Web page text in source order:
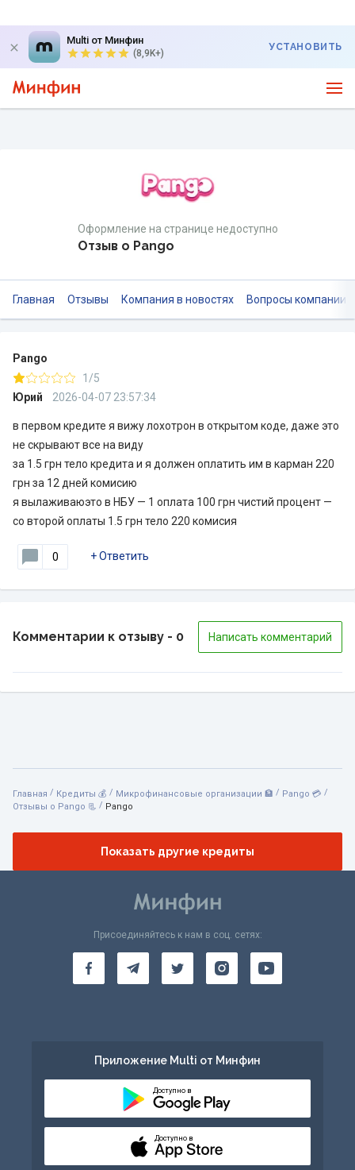
Multi от Минфин
(8,9K+)
УСТАНОВИТЬ
Оформление на странице недоступно
Отзыв о Pango
Главная Отзывы Компания в новостях Вопросы компании
Pango
1/5
Юрий
2026-04-07 23:57:34
в первом кредите я вижу лохотрон в открытом коде, даже это
не скрывают все на виду
за 1.5 грн тело кредита и я должен оплатить им в карман 220
грн за 12 дней комисию
я вылаживаюэто в НБУ — 1 оплата 100 грн чистий процент —
со второй оплаты 1.5 грн тело 220 комисия
0 +Ответить
Комментарии к отзыву - 0 Написать комментарий
Главная / Кредиты 💰 / Микрофинансовые организации 🏦 / Pango 💳 /
Отзывы о Pango 📃 / Pango
Показать другие кредиты
Присоединяйтесь к нам в соц. сетях:
Приложение Multi от Минфин
Доступно в
Доступно в